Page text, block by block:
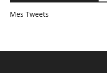
Mes Tweets